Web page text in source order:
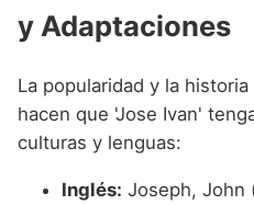
y Adaptaciones
La popularidad y la
hacen que 'Jose Ivan'
culturas y lenguas:
Inglés: Joseph, John